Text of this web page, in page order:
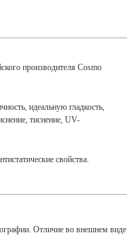
производителя Сosmo
идеальную гладкость,
тиснение, UV-
свойства.
Отличие во внешнем виде